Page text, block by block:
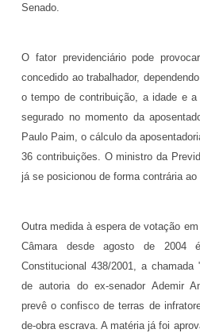
Senado.
O fator previdenciário pode
concedido ao trabalhador,
o tempo de contribuição, a idade e
segurado no momento da
Paulo Paim, o cálculo da
36 contribuições. O ministro da
já se posicionou de forma contrária ao
Outra medida à espera de votação
Câmara desde agosto de 2004
Constitucional 438/2001, a
de autoria do ex-senador Ademir
prevê o confisco de terras de
de-obra escrava. A matéria já foi